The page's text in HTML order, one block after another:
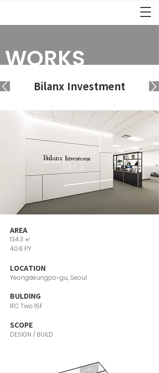
WORKS
Bilanx Investment
AREA
134.3 ㎡
LOCATION
40.6 PY
Yeongdeungpo-gu, Seoul
​BULDING
DESIGN / BUILD
SCOPE
IFC Two 15F